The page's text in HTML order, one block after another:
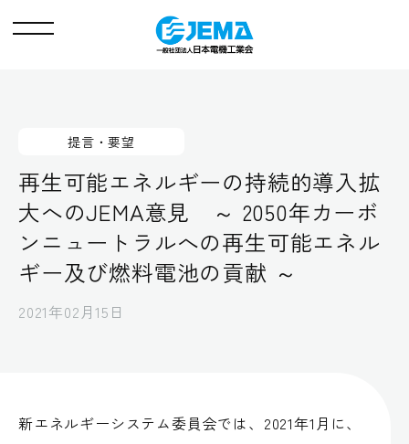
メ
提言・要望
再生可能エネルギーの持続的導入拡
大へのJEMA意見 ～ 2050年カーボ
ンニュートラルへの再生可能エネル
ギー及び燃料電池の貢献 ～
2021年02月15日
新エネルギーシステム委員会では、2021年1月に、